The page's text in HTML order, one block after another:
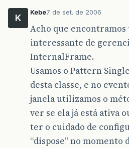
K
Kebe7 de set. de 2006
Acho que
interessante de
InternalFrame.
Usamos o Pattern
desta classe, e no
janela utilizamos o
ver se ela já está ativa
ter o cuidado de
“dispose” no momento